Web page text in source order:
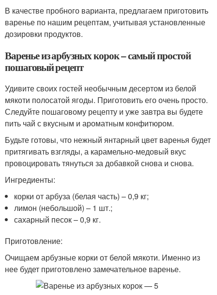
В качестве пробного варианта, предлагаем приготовить
варенье по нашим рецептам, учитывая установленные
дозировки продуктов.
Варенье из арбузных корок – самый простой
пошаговый рецепт
Удивите своих гостей необычным десертом из белой
мякоти полосатой ягоды. Приготовить его очень просто.
Следуйте пошаговому рецепту и уже завтра вы будете
пить чай с вкусным и ароматным конфитюром.
Будьте готовы, что нежный янтарный цвет варенья будет
притягивать взгляды, а карамельно-медовый вкус
провоцировать тянуться за добавкой снова и снова.
Ингредиенты:
корки от арбуза (белая часть) – 0,9 кг;
лимон (небольшой) – 1 шт.;
сахарный песок – 0,9 кг.
Приготовление:
Очищаем арбузные корки от белой мякоти. Именно из
нее будет приготовлено замечательное варенье.